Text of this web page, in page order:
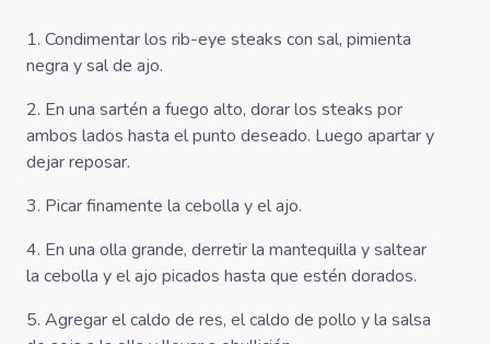
1. Condimentar los rib-eye steaks con sal, pimienta
negra y sal de ajo.
2. En una sartén a fuego alto, dorar los steaks por
ambos lados hasta el punto deseado. Luego apartar y
dejar reposar.
3. Picar finamente la cebolla y el ajo.
4. En una olla grande, derretir la mantequilla y saltear
la cebolla y el ajo picados hasta que estén dorados.
5. Agregar el caldo de res, el caldo de pollo y la salsa